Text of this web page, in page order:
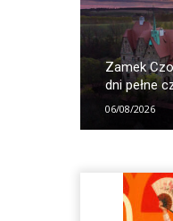
Zamek
dni pełne
06/08/2026